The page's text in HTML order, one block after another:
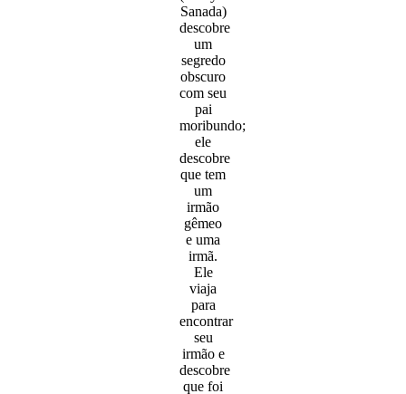
Sanada)
descobre
um
segredo
obscuro
com seu
pai
moribundo;
ele
descobre
que tem
um
irmão
gêmeo
e uma
irmã.
Ele
viaja
para
encontrar
seu
irmão e
descobre
que foi